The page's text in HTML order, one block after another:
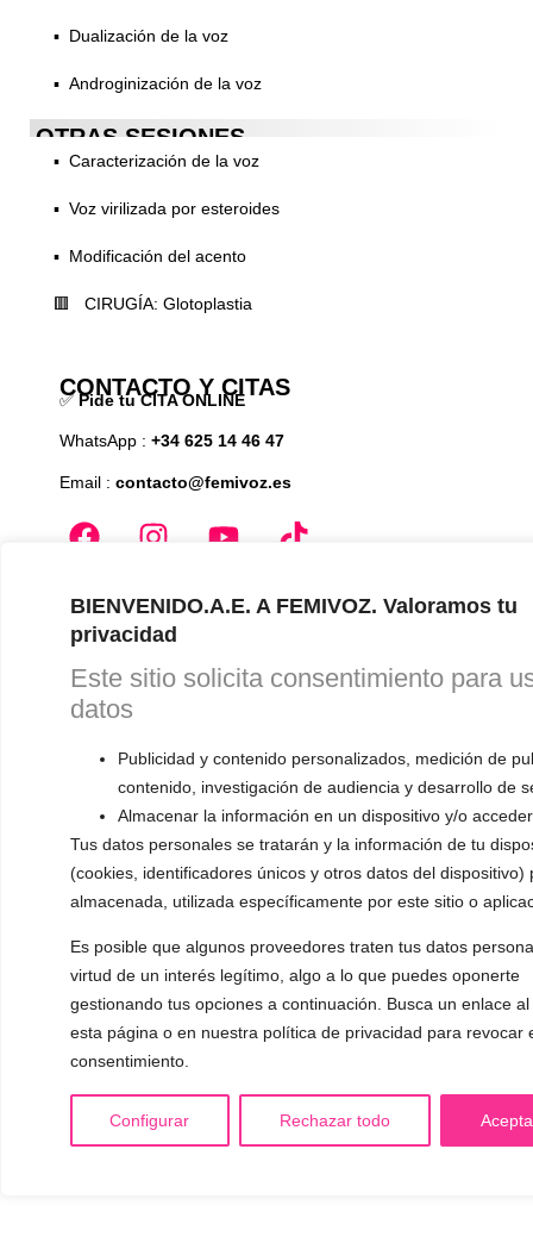
BIENVENIDO.A.E. A FEMIVOZ. Valoramos tu
privacidad
Este sitio solicita consentimiento para
datos
Publicidad y contenido personalizados, medición de
contenido, investigación de audiencia y desarrollo de
Almacenar la información en un dispositivo y/o
Tus datos personales se tratarán y la información de tu
(cookies, identificadores únicos y otros datos del dispositivo)
almacenada, utilizada específicamente por este sitio o
Es posible que algunos proveedores traten tus datos
virtud de un interés legítimo, algo a lo que puedes oponerte
gestionando tus opciones a continuación. Busca un enlace
esta página o en nuestra política de privacidad para revocar
consentimiento.
Configurar Rechazar todo
▪️ Dualización de la voz
▪️ Androginización de la voz
OTRAS SESIONES
▪️ Caracterización de la voz
▪️ Voz virilizada por esteroides
▪️ Modificación del acento
🟥 CIRUGÍA: Glotoplastia
CONTACTO Y CITAS
✅Pide tu CITA ONLINE
WhatsApp : +34 625 14 46 47
Email : contacto@femivoz.es
Privacidad
Condiciones generales de venta y desistimiento
Mi cuenta
Français